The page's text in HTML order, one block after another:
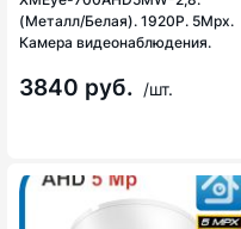
(Металл/Белая). 1920P. 5Mpx.
Камера видеонаблюдения.
3840 руб. /шт.